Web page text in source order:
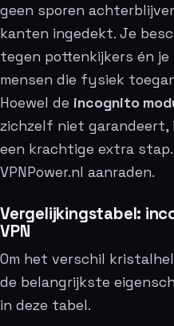
geen sporen
kanten ingedekt. Je
tegen pottenkijkers én
mensen die fysiek
Hoewel de incognito
zichzelf niet garandeert,
een krachtige extra
VPNPower.nl aanraden.
Vergelijkingstabel:
VPN
Om het verschil
de belangrijkste
in deze tabel.